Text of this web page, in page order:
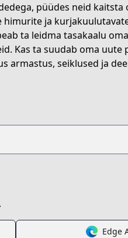
püüdes neid
ja
ta leidma tasakaalu
Kas ta suudab oma uute
armastus, seiklused ja
Edge